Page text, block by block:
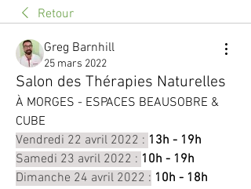
Retour
Greg Barnhill
25 mars 2022
Salon des Thérapies Naturelles
À MORGES - ESPACES BEAUSOBRE &
CUBE
Vendredi 22 avril 2022 : 13h - 19h
Samedi 23 avril 2022 : 10h - 19h
Dimanche 24 avril 2022 : 10h - 18h